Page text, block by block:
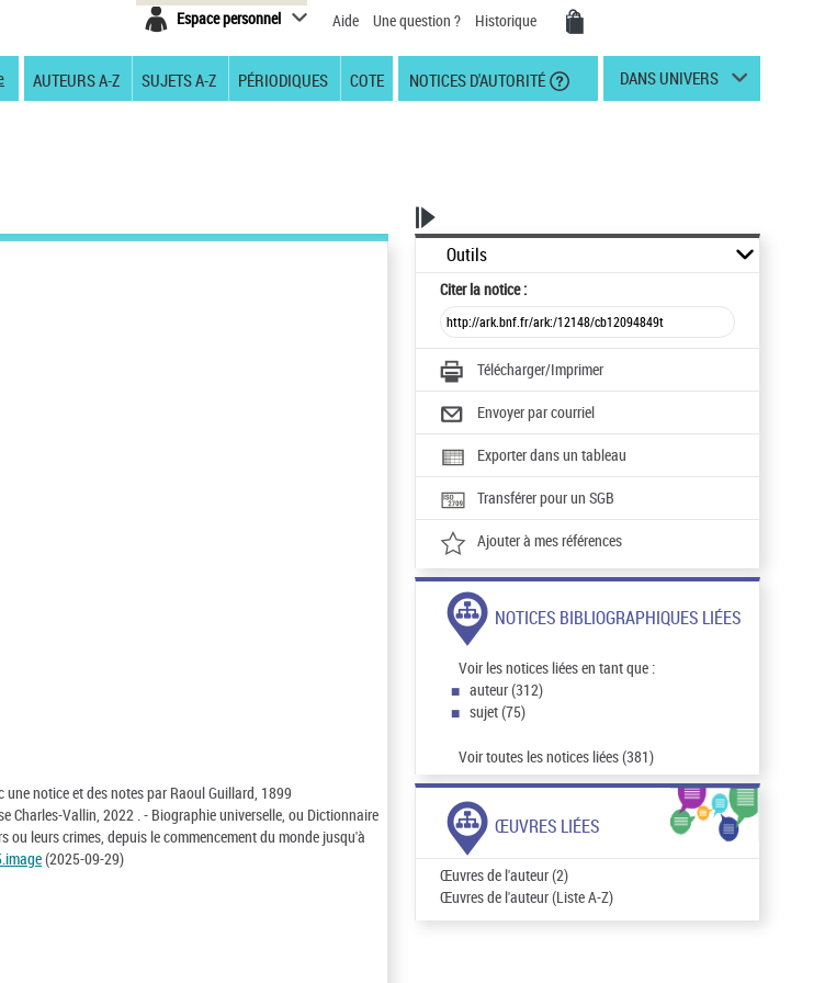
Espace personnel Aide Une question ? Historique
AUTEURS A-Z SUJETS A-Z PÉRIODIQUES COTE NOTICES D'AUTORITÉ DANS UNIVERS
une notice et des notes par Raoul Guillard, 1899
Charles-Vallin, 2022 . - Biographie universelle, ou Dictionnaire
leurs crimes, depuis le commencement du monde jusqu'à
(2025-09-29)
Outils
Citerla notice :
Télécharger/Imprimer
Envoyer par courriel
Exporter dans un tableau
Transférer pour un SGB
Ajouter à mes références
NOTICES BIBLIOGRAPHIQUES LIÉES
Voir les notices liées en tant que :
auteur (312)
sujet (75)
Voir toutes les notices liées (381)
ŒUVRES LIÉES
Œuvres de l'auteur (2)
Œuvres de l'auteur (Liste A-Z)